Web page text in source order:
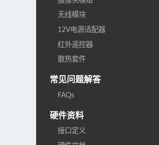
无线模块
12V电源适配器
红外遥控器
散热套件
常见问题解答
FAQs
硬件资料
接口定义